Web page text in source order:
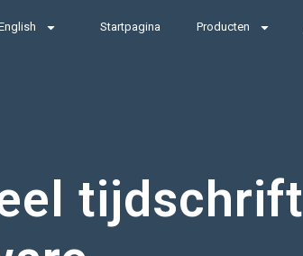
Startpagina Producten
tijdschrift